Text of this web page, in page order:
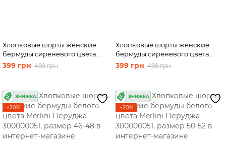
Хлопковые шорты женские
бермуды сиреневого цвета
Merlini Перуджа 300000050,
размер 50-52
399 грн 499 грн
Хлопковые шорты женские
бермуды сиреневого цвета
Merlini Перуджа 300000050,
размер 54-56
399 грн 499 грн
−20% −20%